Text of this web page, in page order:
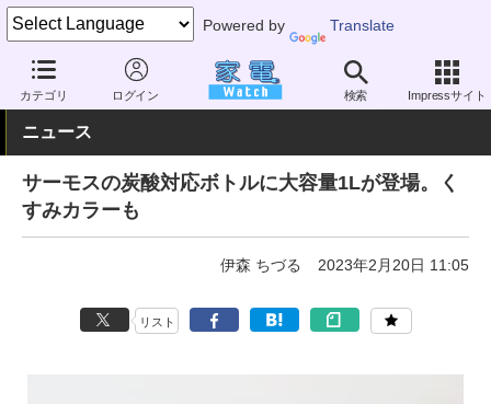
Powered by Translate
カテゴリ ログイン 検索 Impressサイト
家電 Watch その他・家電 雑貨 雑貨（一般）
ニュース
サーモスの炭酸対応ボトルに大容量1Lが登場。く
すみカラーも
伊森 ちづる 2023年2月20日 11:05
リスト